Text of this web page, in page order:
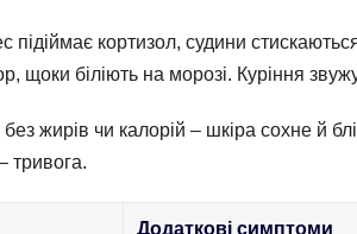
підіймає кортизол, судини
щоки біліють на морозі. Куріння
жирів чи калорій – шкіра сохне й
тривога.
Додаткові симптоми